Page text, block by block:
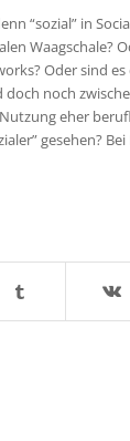
“sozial” in
Waagschale?
Oder sind es
doch noch
eher
gesehen?